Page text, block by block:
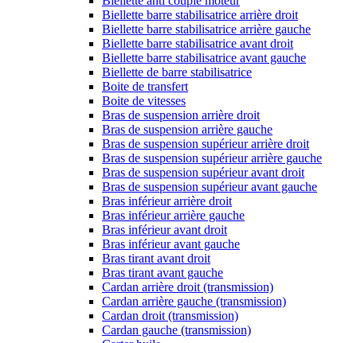
Biellette barre stabilisatrice arrière droit
Biellette barre stabilisatrice arrière gauche
Biellette barre stabilisatrice avant droit
Biellette barre stabilisatrice avant gauche
Biellette de barre stabilisatrice
Boite de transfert
Boite de vitesses
Bras de suspension arrière droit
Bras de suspension arrière gauche
Bras de suspension supérieur arrière droit
Bras de suspension supérieur arrière gauche
Bras de suspension supérieur avant droit
Bras de suspension supérieur avant gauche
Bras inférieur arrière droit
Bras inférieur arrière gauche
Bras inférieur avant droit
Bras inférieur avant gauche
Bras tirant avant droit
Bras tirant avant gauche
Cardan arrière droit (transmission)
Cardan arrière gauche (transmission)
Cardan droit (transmission)
Cardan gauche (transmission)